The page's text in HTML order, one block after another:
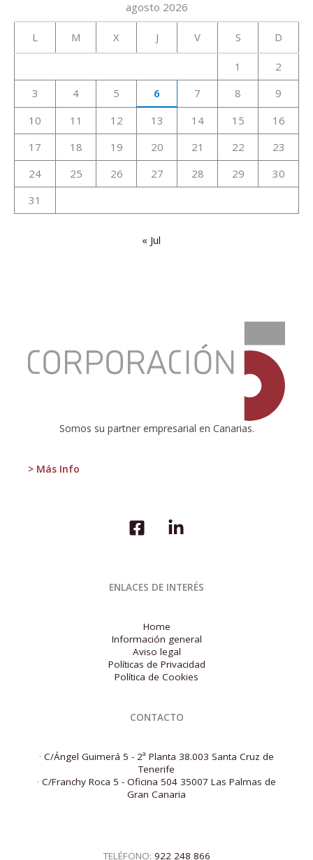
agosto 2026
L M X J V S D
1
2
3
4 5 6 7 8
9
10
11 12 13 14 15
16
17
18 19 20 21 22
23
24
25 26 27 28 29
30
31
« Jul
Somos su partner empresarial en Canarias.
> Más Info
LES
VAYA
ENLACES DE INTERÉS
Home
Información general
Aviso legal
Políticas de Privacidad
Política de Cookies
CONTACTO
· C/Ángel Guimerá 5 - 2ª Planta 38.003 Santa Cruz de
Tenerife
· C/Franchy Roca 5 - Oficina 504 35007 Las Palmas de
Gran Canaria
TELÉFONO: 922 248 866